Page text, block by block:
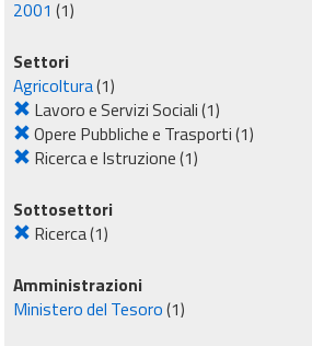
2001 (1)
Settori
Agricoltura(1)
Lavoro e Servizi Sociali(1)
Opere Pubbliche e Trasporti(1)
Ricerca e Istruzione(1)
Sottosettori
Ricerca(1)
Amministrazioni
Ministero del Tesoro(1)